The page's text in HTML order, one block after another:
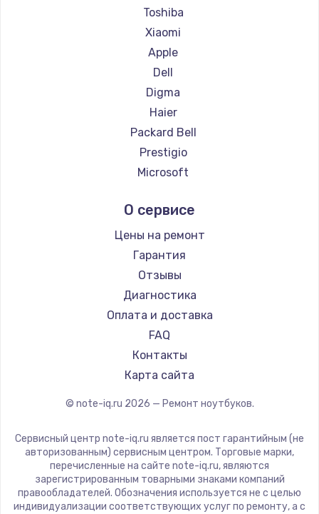
Ремонт ноутбуков Panasonic
Ремонт ноутбуков Irbis
Ремонт ноутбуков Thunderobot
Ремонт ноутбуков Hasee
Ремонт ноутбуков ZTE
Ремонт ноутбуков Hiper
Ремонт ноутбуков Evga
Ремонт ноутбуков Google
Ремонт ноутбуков Echips
Ремонт ноутбуков Predator
Ремонт ноутбуков iru
Ремонт ноутбуков Machenike
Ремонт ноутбуков DEXP
Ремонт ноутбуков Teclast
Ремонт ноутбуков CHUWI
Ремонт ноутбуков Colorful
Toshiba
Xiaomi
Apple
Dell
Digma
Haier
Packard Bell
Prestigio
Microsoft
Aquarius
Gigabyte
Aorus
Maibenben
Getac
Epson
Philips
LG
Panasonic
ZTE
Hiper
Evga
О сервисе
Цены на ремонт
Гарантия
Отзывы
Диагностика
Оплата и доставка
FAQ
Контакты
Карта сайта
© note-iq.ru 2026 — Ремонт ноутбуков.
Сервисный центр note-iq.ru является пост гарантийным (не
авторизованным) сервисным центром. Торговые марки,
перечисленные на сайте note-iq.ru, являются
зарегистрированным товарными знаками компаний
правообладателей. Обозначения используется не с целью
индивидуализации соответствующих услуг по ремонту, а с